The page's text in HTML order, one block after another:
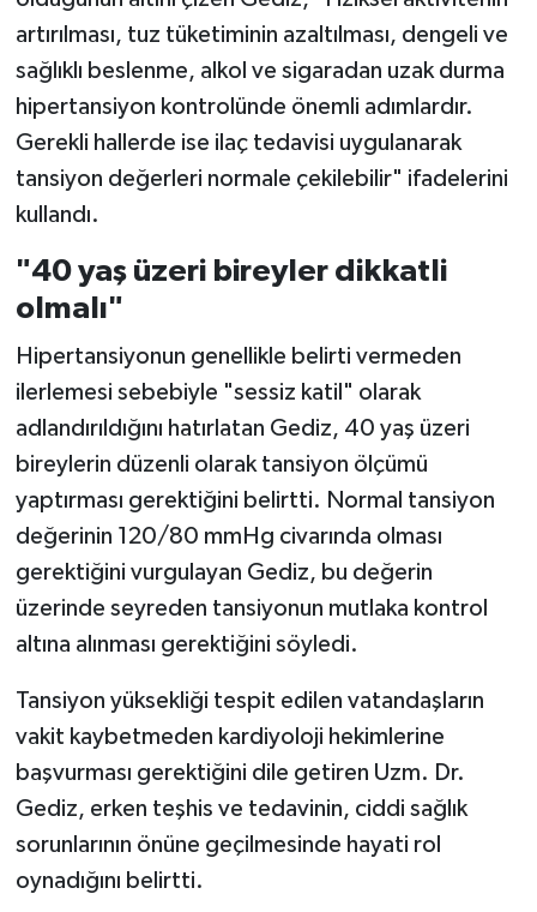
artırılması, tuz tüketiminin azaltılması, dengeli ve
sağlıklı beslenme, alkol ve sigaradan uzak durma
hipertansiyon kontrolünde önemli adımlardır.
Gerekli hallerde ise ilaç tedavisi uygulanarak
tansiyon değerleri normale çekilebilir" ifadelerini
kullandı.
"40 yaş üzeri bireyler dikkatli
olmalı"
Hipertansiyonun genellikle belirti vermeden
ilerlemesi sebebiyle "sessiz katil" olarak
adlandırıldığını hatırlatan Gediz, 40 yaş üzeri
bireylerin düzenli olarak tansiyon ölçümü
yaptırması gerektiğini belirtti. Normal tansiyon
değerinin 120/80 mmHg civarında olması
gerektiğini vurgulayan Gediz, bu değerin
üzerinde seyreden tansiyonun mutlaka kontrol
altına alınması gerektiğini söyledi.
Tansiyon yüksekliği tespit edilen vatandaşların
vakit kaybetmeden kardiyoloji hekimlerine
başvurması gerektiğini dile getiren Uzm. Dr.
Gediz, erken teşhis ve tedavinin, ciddi sağlık
sorunlarının önüne geçilmesinde hayati rol
oynadığını belirtti.